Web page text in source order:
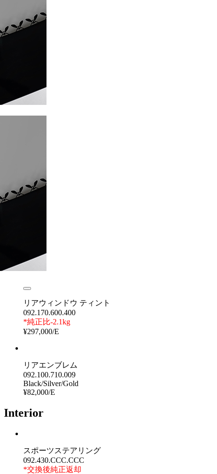
リアウィンドウ ティント
092.170.600.400
*純正比-2.1kg
¥297,000/E
リアエンブレム
092.100.710.009
Black/Silver/Gold
¥82,000/E
Interior
スポーツステアリング
092.430.CCC.CCC
*交換後純正返却